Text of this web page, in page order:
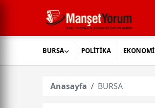
BURSA POLİTİKA EKONOMİ
Anasayfa BURSA